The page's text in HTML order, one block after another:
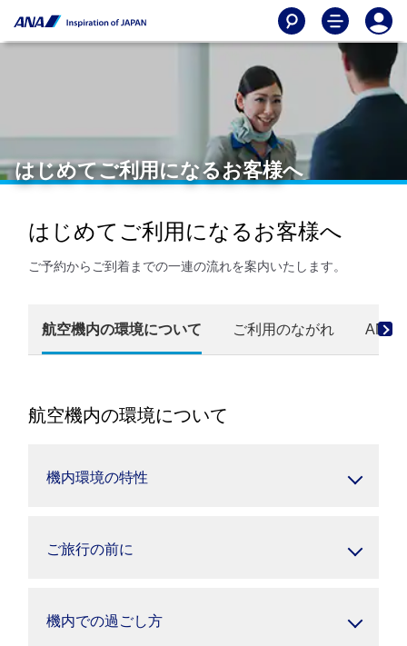
はじめてご利用になるお客様へ
はじめてご利用になるお客様へ
ご予約からご到着までの一連の流れを案内いたします。
航空機内の環境について ご利用のながれ ANA
航空機内の環境について
機内環境の特性
ご旅行の前に
機内での過ごし方